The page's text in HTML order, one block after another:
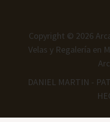
Copyright © 2026
Velas y Regalería en
DANIEL MARTIN -